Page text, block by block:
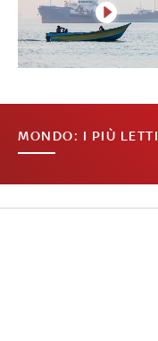
MONDO: I PIÙ LETTI